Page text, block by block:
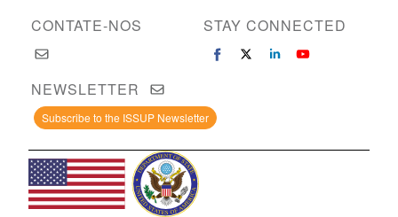
CONTATE-NOS STAY CONNECTED
NEWSLETTER
Subscribe to the ISSUP Newsletter